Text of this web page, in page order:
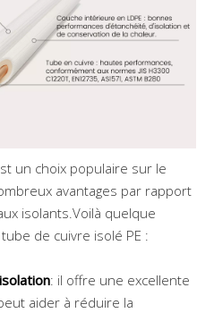
un choix populaire sur le
avantages par rapport
isolants.Voilà quelque
de cuivre isolé PE :
: il offre une excellente
aider à réduire la